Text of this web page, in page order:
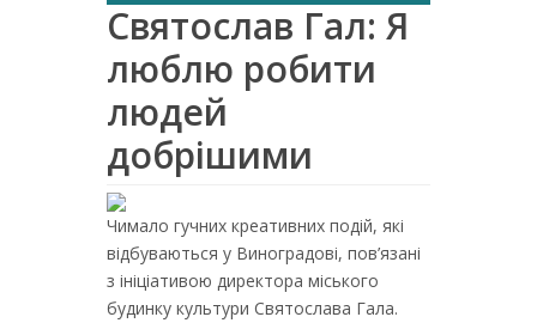
Святослав Гал: Я
люблю робити
людей
добрішими
Чимало гучних креативних подій, які
відбуваються у Виноградові, пов’язані
з ініціативою директора міського
будинку культури Святослава Гала.